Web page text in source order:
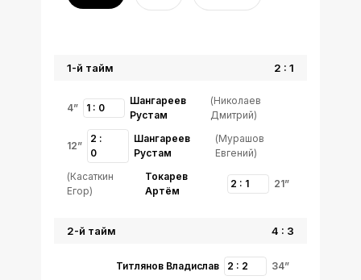
4” 1 : 0
Шангареев
Рустам
(Николаев
Дмитрий)
12”
2 :
0
Шангареев
Рустам
(Мурашов
Евгений)
21”
2 : 1
Токарев
Артём
(Касаткин
Егор)
1-й тайм 2 : 1
34”
2 : 2
Титлянов Владислав
2-й тайм 4 : 3